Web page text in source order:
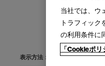
表示方法： サムネイル 詳細一
当社では、ウ
トラフィッ
の利用条件に
「Cookieポ